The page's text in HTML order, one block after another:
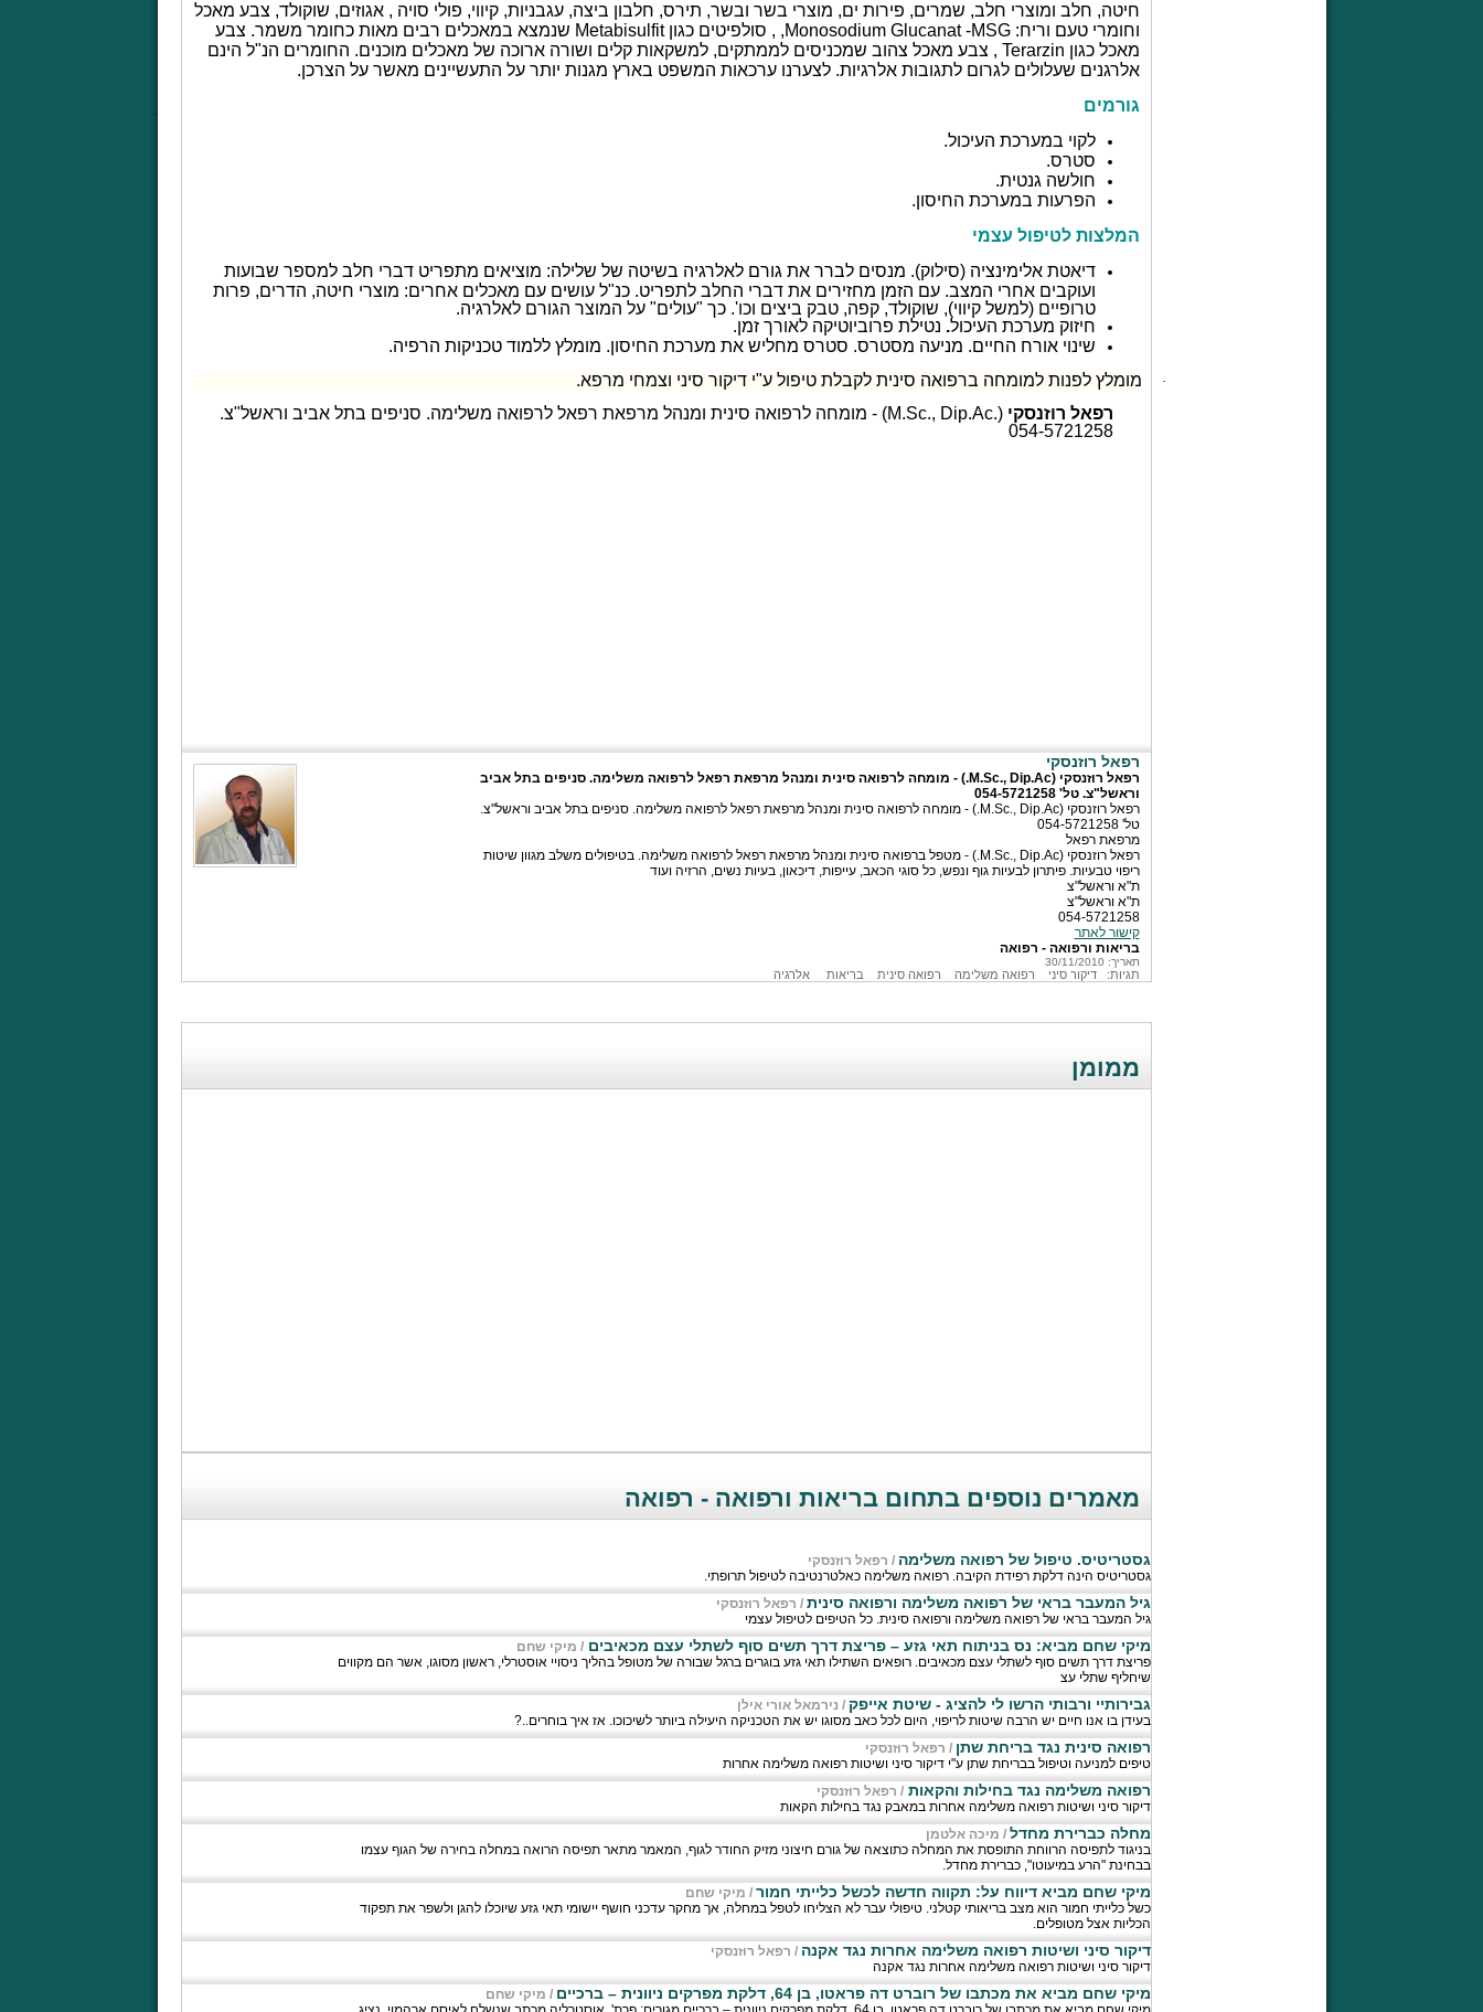
חיטה, חלב ומוצרי חלב, שמרים, פירות ים, מוצרי בשר ובשר, תירס, חלבון ביצה, עגבניות, קיווי, פולי סויה , אגוזים, שוקולד, צבע מאכל
וחומרי טעם וריח:Monosodium Glucanat -MSG, , סולפיטים כגוןMetabisulfit שנמצא במאכלים רבים מאות כחומר משמר. צבע
מאכל כגון Terarzin , צבע מאכל צהוב שמכניסים לממתקים, למשקאות קלים ושורה ארוכה של מאכלים מוכנים. החומרים הנ"ל הינם
אלרגנים שעלולים לגרום לתגובות אלרגיות. לצערנו ערכאות המשפט בארץ מגנות יותר על התעשיינים מאשר על הצרכן.
גורמים
לקוי במערכת העיכול.
סטרס.
חולשה גנטית.
הפרעות במערכת החיסון.
המלצות לטיפול עצמי
דיאטת אלימינציה (סילוק). מנסים לברר את גורם לאלרגיה בשיטה של שלילה: מוציאים מתפריט דברי חלב למספר שבועות
ועוקבים אחרי המצב. עם הזמן מחזירים את דברי החלב לתפריט. כנ"ל עושים עם מאכלים אחרים: מוצרי חיטה, הדרים, פרות
טרופיים (למשל קיווי), שוקולד, קפה, טבק ביצים וכו'. כך "עולים" על המוצר הגורם לאלרגיה.
חיזוק מערכת העיכול. נטילת פרוביוטיקה לאורך זמן.
שינוי אורח החיים. מניעה מסטרס. סטרס מחליש את מערכת החיסון. מומלץ ללמוד טכניקות הרפיה.
·
מומלץ לפנות למומחה ברפואה סינית לקבלת טיפול ע"י דיקור סיני וצמחי מרפא.
רפאל רוזנסקי(M.Sc., Dip.Ac.) - מומחה לרפואה סינית ומנהל מרפאת רפאל לרפואה משלימה. סניפים בתל אביב וראשל"צ.
054-5721258
רפאל רוזנסקי
רפאל רוזנסקי (M.Sc., Dip.Ac.) - מומחה לרפואה סינית ומנהל מרפאת רפאל לרפואה משלימה. סניפים בתל אביב
וראשל"צ. טל' 054-5721258
רפאל רוזנסקי (M.Sc., Dip.Ac.) - מומחה לרפואה סינית ומנהל מרפאת רפאל לרפואה משלימה. סניפים בתל אביב וראשל"צ.
טל' 054-5721258
מרפאת רפאל
רפאל רוזנסקי (M.Sc., Dip.Ac.) - מטפל ברפואה סינית ומנהל מרפאת רפאל לרפואה משלימה. בטיפולים משלב מגוון שיטות
ריפוי טבעיות. פיתרון לבעיות גוף ונפש, כל סוגי הכאב, עייפות, דיכאון, בעיות נשים, הרזיה ועוד
ת"א וראשל"צ
ת"א וראשל"צ
054-5721258
קישור לאתר
בריאות ורפואה - רפואה
תאריך: 30/11/2010
תגיות:דיקור סיני רפואה משלימה רפואה סינית בריאות אלרגיה
ממומן
מאמרים נוספים בתחום בריאות ורפואה - רפואה
גסטריטיס. טיפול של רפואה משלימה / רפאל רוזנסקי
גסטריטיס הינה דלקת רפידת הקיבה. רפואה משלימה כאלטרנטיבה לטיפול תרופתי.
גיל המעבר בראי של רפואה משלימה ורפואה סינית / רפאל רוזנסקי
גיל המעבר בראי של רפואה משלימה ורפואה סינית. כל הטיפים לטיפול עצמי
מיקי שחם מביא: נס בניתוח תאי גזע – פריצת דרך תשים סוף לשתלי עצם מכאיבים/ מיקי שחם
פריצת דרך תשים סוף לשתלי עצם מכאיבים. רופאים השתילו תאי גזע בוגרים ברגל שבורה של מטופל בהליך ניסויי אוסטרלי, ראשון מסוגו, אשר הם מקווים
שיחליף שתלי עצ
גבירותיי ורבותי הרשו לי להציג - שיטת אייפק / נירמאל אורי אילן
בעידן בו אנו חיים יש הרבה שיטות לריפוי, היום לכל כאב מסוגו יש את הטכניקה היעילה ביותר לשיכוכו. אז איך בוחרים..?
רפואה סינית נגד בריחת שתן / רפאל רוזנסקי
טיפים למניעה וטיפול בבריחת שתן ע"י דיקור סיני ושיטות רפואה משלימה אחרות
רפואה משלימה נגד בחילות והקאות/ רפאל רוזנסקי
דיקור סיני ושיטות רפואה משלימה אחרות במאבק נגד בחילות הקאות
מחלה כברירת מחדל / מיכה אלטמן
בניגוד לתפיסה הרווחת התופסת את המחלה כתוצאה של גורם חיצוני מזיק החודר לגוף, המאמר מתאר תפיסה הרואה במחלה בחירה של הגוף עצמו
בבחינת "הרע במיעוטו", כברירת מחדל.
מיקי שחם מביא דיווח על: תקווה חדשה לכשל כלייתי חמור / מיקי שחם
כשל כלייתי חמור הוא מצב בריאותי קטלני. טיפולי עבר לא הצליחו לטפל במחלה, אך מחקר עדכני חושף יישומי תאי גזע שיוכלו להגן ולשפר את תפקוד
הכליות אצל מטופלים.
דיקור סיני ושיטות רפואה משלימה אחרות נגד אקנה / רפאל רוזנסקי
דיקור סיני ושיטות רפואה משלימה אחרות נגד אקנה
מיקי שחם מביא את מכתבו של רוברט דה פראטו, בן 64, דלקת מפרקים ניוונית – ברכיים / מיקי שחם